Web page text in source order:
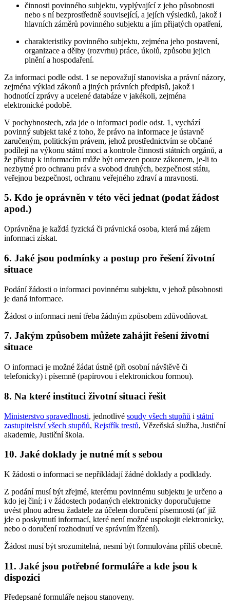
činnosti povinného subjektu, vyplývající z jeho působnosti
nebo s ní bezprostředně související, a jejích výsledků, jakož i
hlavních záměrů povinného subjektu a jím přijatých opatření,
charakteristiky povinného subjektu, zejména jeho postavení,
organizace a dělby (rozvrhu) práce, úkolů, způsobu jejich
plnění a hospodaření.
Za informaci podle odst. 1 se nepovažují stanoviska a právní názory,
zejména výklad zákonů a jiných právních předpisů, jakož i
hodnotící zprávy a ucelené databáze v jakékoli, zejména
elektronické podobě.
V pochybnostech, zda jde o informaci podle odst. 1, vychází
povinný subjekt také z toho, že právo na informace je ústavně
zaručeným, politickým právem, jehož prostřednictvím se občané
podílejí na výkonu státní moci a kontrole činnosti státních orgánů, a
že přístup k informacím může být omezen pouze zákonem, je-li to
nezbytné pro ochranu práv a svobod druhých, bezpečnost státu,
veřejnou bezpečnost, ochranu veřejného zdraví a mravnosti.
5. Kdo je oprávněn v této věci jednat (podat žádost
apod.)
Oprávněna je každá fyzická či právnická osoba, která má zájem
informaci získat.
6. Jaké jsou podmínky a postup pro řešení životní
situace
Podání žádosti o informaci povinnému subjektu, v jehož působnosti
je daná informace.
Žádost o informaci není třeba žádným způsobem zdůvodňovat.
7. Jakým způsobem můžete zahájit řešení životní
situace
O informaci je možné žádat ústně (při osobní návštěvě či
telefonicky) i písemně (papírovou i elektronickou formou).
8. Na které instituci životní situaci řešit
Ministerstvo spravedlnosti, jednotlivé soudy všech stupňů i státní
zastupitelství všech stupňů, Rejstřík trestů, Vězeňská služba, Justiční
akademie, Justiční škola.
10. Jaké doklady je nutné mít s sebou
K žádosti o informaci se nepřikládají žádné doklady a podklady.
Z podání musí být zřejmé, kterému povinnému subjektu je určeno a
kdo jej činí; i v žádostech podaných elektronicky doporučujeme
uvést plnou adresu žadatele za účelem doručení písemností (ať již
jde o poskytnutí informací, které není možné uspokojit elektronicky,
nebo o doručení rozhodnutí ve správním řízení).
Žádost musí být srozumitelná, nesmí být formulována příliš obecně.
11. Jaké jsou potřebné formuláře a kde jsou k
dispozici
Předepsané formuláře nejsou stanoveny.